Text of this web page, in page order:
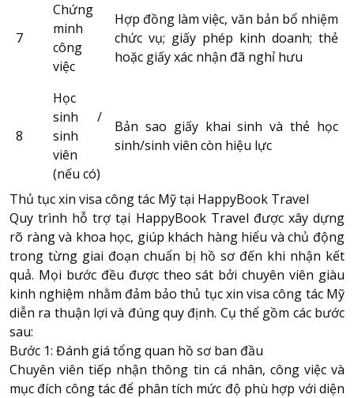
7
Chứng
minh
công
việc
Hợp đồng làm việc, văn bản bổ nhiệm
chức vụ; giấy phép kinh doanh; thẻ
hoặc giấy xác nhận đã nghỉ hưu
8
Học
sinh /
sinh
viên
(nếu có)
Bản sao giấy khai sinh và thẻ học
sinh/sinh viên còn hiệu lực
Thủ tục xin visa công tác Mỹ tại HappyBook Travel
Quy trình hỗ trợ tại HappyBook Travel được xây dựng
rõ ràng và khoa học, giúp khách hàng hiểu và chủ động
trong từng giai đoạn chuẩn bị hồ sơ đến khi nhận kết
quả. Mọi bước đều được theo sát bởi chuyên viên giàu
kinh nghiệm nhằm đảm bảo thủ tục xin visa công tác Mỹ
diễn ra thuận lợi và đúng quy định. Cụ thể gồm các bước
sau:
Bước 1: Đánh giá tổng quan hồ sơ ban đầu
Chuyên viên tiếp nhận thông tin cá nhân, công việc và
mục đích công tác để phân tích mức độ phù hợp với diện